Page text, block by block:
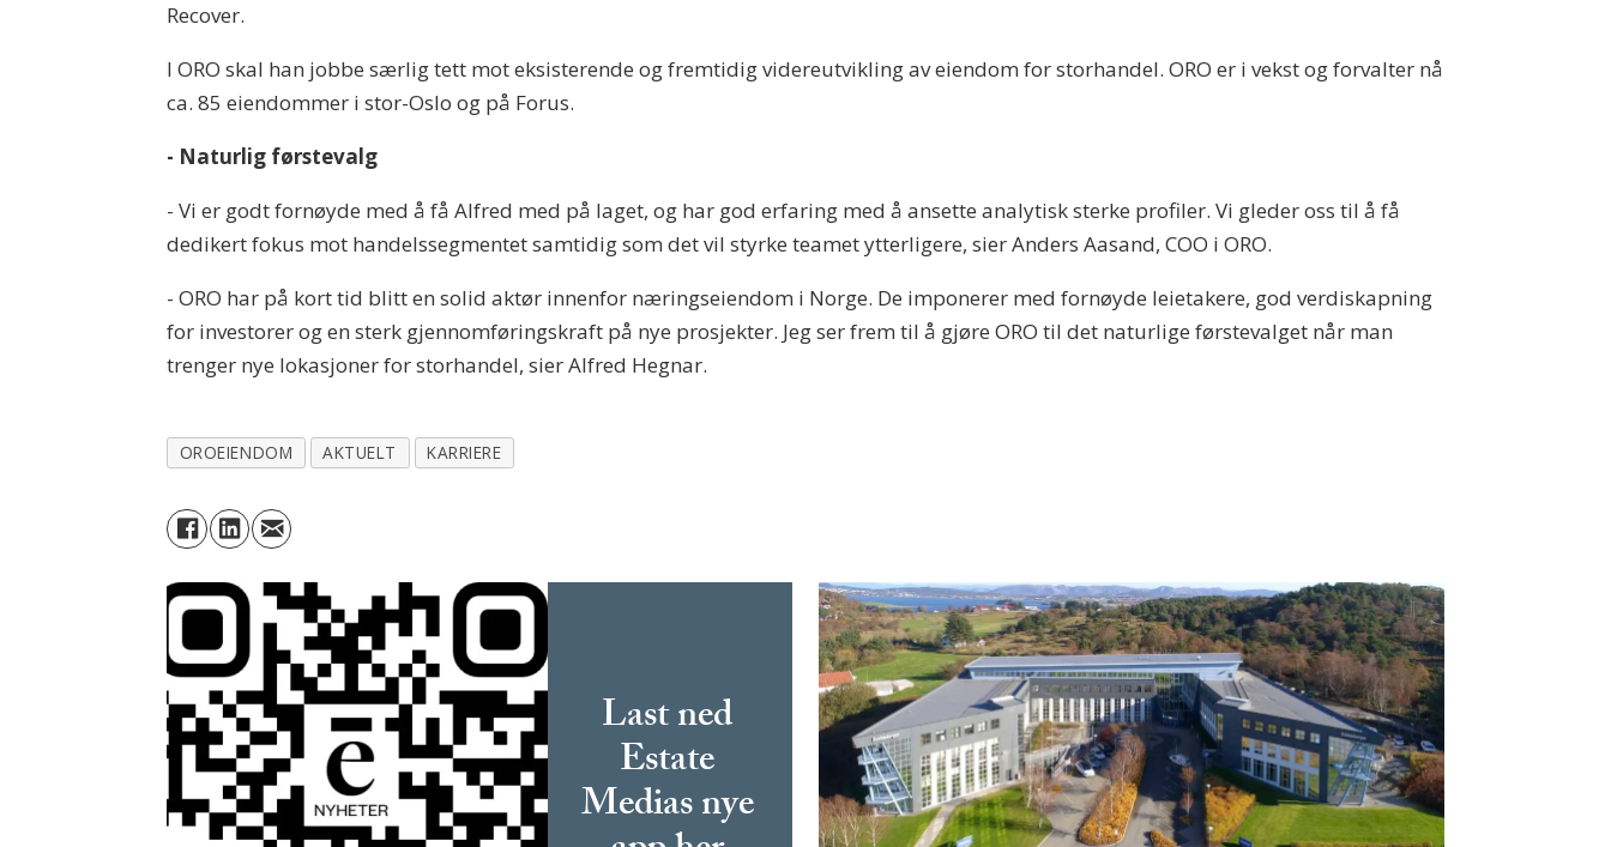
Recover.
I ORO skal han jobbe særlig tett mot eksisterende og fremtidig videreutvikling av eiendom for storhandel. ORO er i vekst og forvalter nå
ca. 85 eiendommer i stor-Oslo og på Forus.
- Naturlig førstevalg
- Vi er godt fornøyde med å få Alfred med på laget, og har god erfaring med å ansette analytisk sterke profiler. Vi gleder oss til å få
dedikert fokus mot handelssegmentet samtidig som det vil styrke teamet ytterligere, sier Anders Aasand, COO i ORO.
- ORO har på kort tid blitt en solid aktør innenfor næringseiendom i Norge. De imponerer med fornøyde leietakere, god verdiskapning
for investorer og en sterk gjennomføringskraft på nye prosjekter. Jeg ser frem til å gjøre ORO til det naturlige førstevalget når man
trenger nye lokasjoner for storhandel, sier Alfred Hegnar.
OROEIENDOM AKTUELT KARRIERE
Last ned
Estate
Medias nye